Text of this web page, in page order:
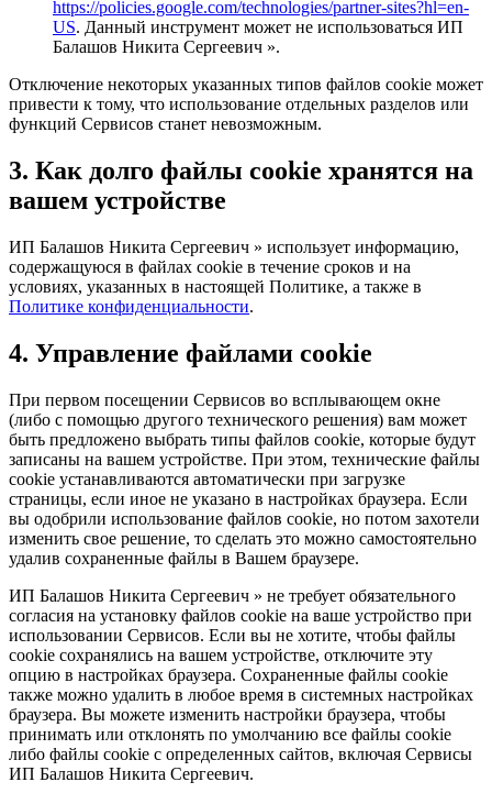
https://policies.google.com/technologies/partner-sites?hl=en-
US. Данный инструмент может не использоваться ИП
Балашов Никита Сергеевич ».
Отключение некоторых указанных типов файлов cookie может
привести к тому, что использование отдельных разделов или
функций Сервисов станет невозможным.
3. Как долго файлы cookie хранятся на
вашем устройстве
ИП Балашов Никита Сергеевич » использует информацию,
содержащуюся в файлах cookie в течение сроков и на
условиях, указанных в настоящей Политике, а также в
Политике конфиденциальности.
4. Управление файлами cookie
При первом посещении Сервисов во всплывающем окне
(либо с помощью другого технического решения) вам может
быть предложено выбрать типы файлов cookie, которые будут
записаны на вашем устройстве. При этом, технические файлы
cookie устанавливаются автоматически при загрузке
страницы, если иное не указано в настройках браузера. Если
вы одобрили использование файлов cookie, но потом захотели
изменить свое решение, то сделать это можно самостоятельно
удалив сохраненные файлы в Вашем браузере.
ИП Балашов Никита Сергеевич » не требует обязательного
согласия на установку файлов cookie на ваше устройство при
использовании Сервисов. Если вы не хотите, чтобы файлы
cookie сохранялись на вашем устройстве, отключите эту
опцию в настройках браузера. Сохраненные файлы cookie
также можно удалить в любое время в системных настройках
браузера. Вы можете изменить настройки браузера, чтобы
принимать или отклонять по умолчанию все файлы cookie
либо файлы cookie с определенных сайтов, включая Сервисы
ИП Балашов Никита Сергеевич.